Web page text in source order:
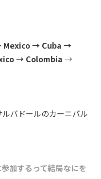
→ Cuba →
→ Colombia→
バドールのカーニバル
加するって結局なにを